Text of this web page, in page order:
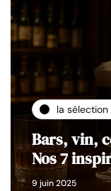
la
Bars, vin,
Nos 7
9 juin 2025